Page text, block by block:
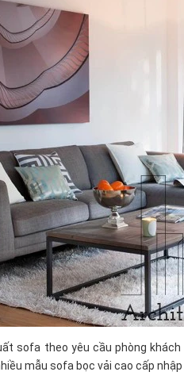
sofa theo yêu cầu phòng
mẫu sofa bọc vải cao cấp